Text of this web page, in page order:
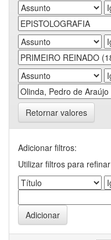
Retornar valores
Adicionar filtros:
Utilizar filtros para